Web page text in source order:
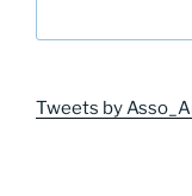
Tweets by